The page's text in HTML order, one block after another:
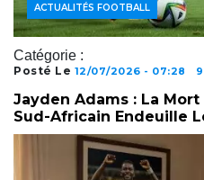
Catégorie :
ACTUALITÉS FOOTBALL
Posté Le 12/07/2026 - 07:28
Jayden Adams : La
Sud-Africain Endeuille